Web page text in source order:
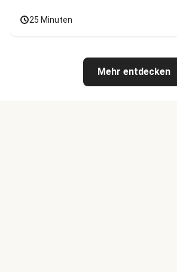
25 Minuten
Mehr entdecken